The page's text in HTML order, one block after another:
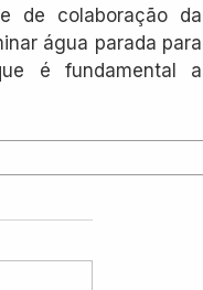
de colaboração da
água parada para
é fundamental a